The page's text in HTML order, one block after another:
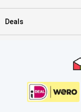
Deals